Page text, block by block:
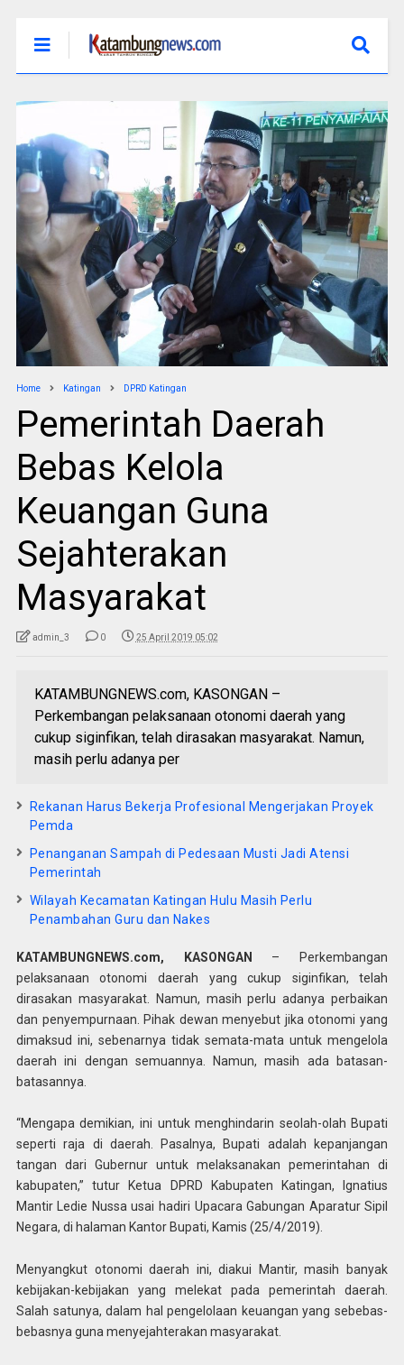
Home Katingan DPRD Katingan
Pemerintah Daerah
Bebas Kelola
Keuangan Guna
Sejahterakan
Masyarakat
admin_3 0 25 April 2019 05:02
KATAMBUNGNEWS.com, KASONGAN –
Perkembangan pelaksanaan otonomi daerah yang
cukup siginfikan, telah dirasakan masyarakat. Namun,
masih perlu adanya per
Rekanan Harus Bekerja Profesional Mengerjakan Proyek
Pemda
Penanganan Sampah di Pedesaan Musti Jadi Atensi
Pemerintah
Wilayah Kecamatan Katingan Hulu Masih Perlu
Penambahan Guru dan Nakes
KATAMBUNGNEWS.com, KASONGAN – Perkembangan
pelaksanaan otonomi daerah yang cukup siginfikan, telah
dirasakan masyarakat. Namun, masih perlu adanya perbaikan
dan penyempurnaan. Pihak dewan menyebut jika otonomi yang
dimaksud ini, sebenarnya tidak semata-mata untuk mengelola
daerah ini dengan semuannya. Namun, masih ada batasan-
batasannya.
“Mengapa demikian, ini untuk menghindarin seolah-olah Bupati
seperti raja di daerah. Pasalnya, Bupati adalah kepanjangan
tangan dari Gubernur untuk melaksanakan pemerintahan di
kabupaten,” tutur Ketua DPRD Kabupaten Katingan, Ignatius
Mantir Ledie Nussa usai hadiri Upacara Gabungan Aparatur Sipil
Negara, di halaman Kantor Bupati, Kamis (25/4/2019).
Menyangkut otonomi daerah ini, diakui Mantir, masih banyak
kebijakan-kebijakan yang melekat pada pemerintah daerah.
Salah satunya, dalam hal pengelolaan keuangan yang sebebas-
bebasnya guna menyejahterakan masyarakat.